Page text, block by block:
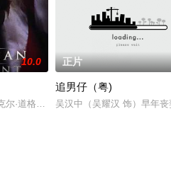
有财富的椅子的曲折离奇经历，尖锐地
King Arthur.
10.0
尔·道格拉斯 Michael Douglas 饰）正
正片
追男仔（粤)
吴汉中（吴耀汉 饰）早年